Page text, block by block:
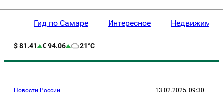
Гид по Самаре Интересное
$ 81.41 € 94.06 21°C
Новости России 13.02.2025, 09:30